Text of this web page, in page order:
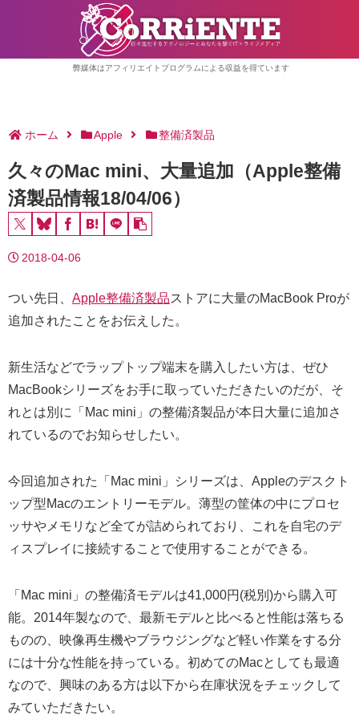
弊媒体はアフィリエイトプログラムによる収益を得ています
ホーム Apple 整備済製品
久々のMac mini、大量追加（Apple整備
済製品情報18/04/06）
2018-04-06
つい先日、 Apple整備済製品ストアに大量のMacBook Proが
追加されたことをお伝えした。
新生活などでラップトップ端末を購入したい方は、ぜひ
MacBookシリーズをお手に取っていただきたいのだが、そ
れとは別に「Mac mini」の整備済製品が本日大量に追加さ
れているのでお知らせしたい。
今回追加された「Mac mini」シリーズは、Appleのデスクト
ップ型Macのエントリーモデル。薄型の筐体の中にプロセ
ッサやメモリなど全てが詰められており、これを自宅のデ
ィスプレイに接続することで使用することができる。
「Mac mini」の整備済モデルは41,000円(税別)から購入可
能。2014年製なので、最新モデルと比べると性能は落ちる
ものの、映像再生機やブラウジングなど軽い作業をする分
には十分な性能を持っている。初めてのMacとしても最適
なので、興味のある方は以下から在庫状況をチェックして
みていただきたい。